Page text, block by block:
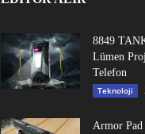
8849
Lümen
Telefon
Teknoloji
Armor